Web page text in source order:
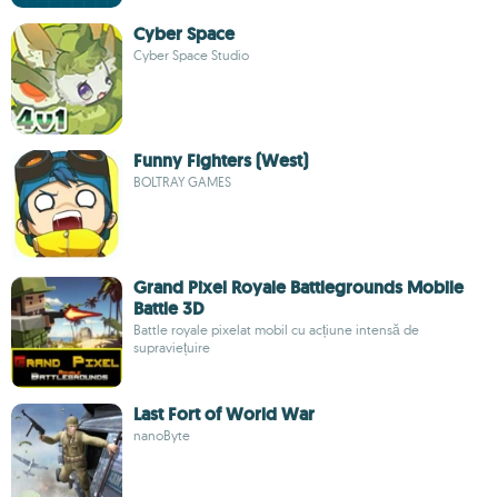
Cyber Space
Cyber Space Studio
Funny Fighters (West)
BOLTRAY GAMES
Grand Pixel Royale Battlegrounds Mobile
Battle 3D
Battle royale pixelat mobil cu acțiune intensă de
supraviețuire
Last Fort of World War
nanoByte